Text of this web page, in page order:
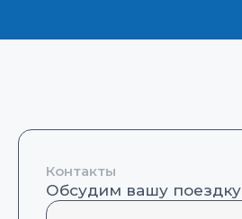
Контакты
Обсудим вашу поездку